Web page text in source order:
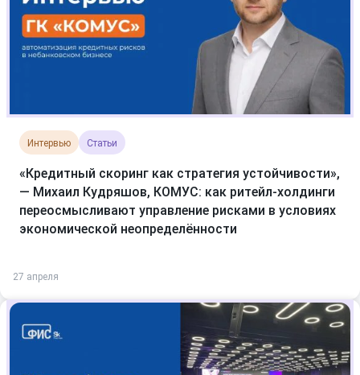
Интервью Статьи
«Кредитный скоринг как стратегия устойчивости»,
— Михаил Кудряшов, КОМУС: как ритейл-холдинги
переосмысливают управление рисками в условиях
экономической неопределённости
27 апреля